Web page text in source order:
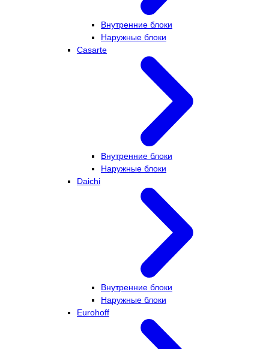
Внутренние блоки
Наружные блоки
Casarte
Внутренние блоки
Наружные блоки
Daichi
Внутренние блоки
Наружные блоки
Eurohoff